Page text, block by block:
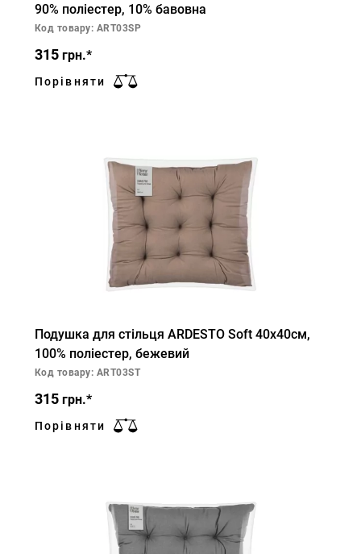
90% поліестер, 10% бавовна
Код товару: ART03SP
315 грн.*
Порівняти
Подушка для стільця ARDESTO Soft 40х40см,
100% поліестер, бежевий
Код товару: ART03ST
315 грн.*
Порівняти